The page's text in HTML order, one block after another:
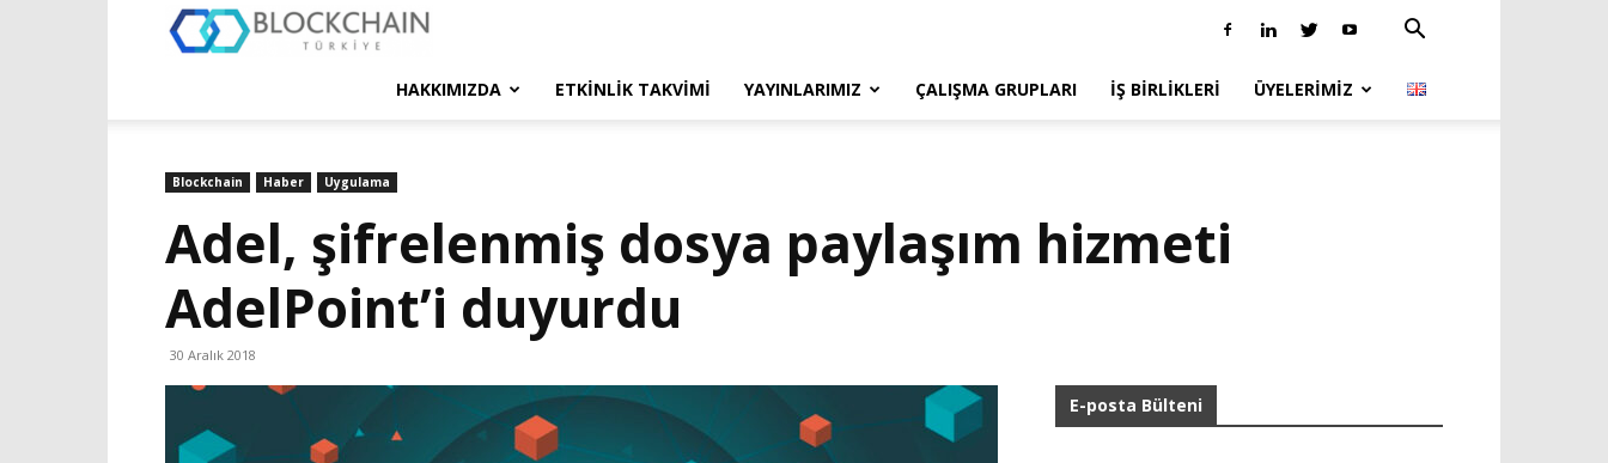
Türkiye
HAKKIMIZDA ETKINLIK TAKVIMI YAYINLARIMIZ ÇALIŞMA GRUPLARI İŞ BIRLIKLERI ÜYELERIMIZ
Blockchain Haber Uygulama
Adel, şifrelenmiş dosya paylaşım hizmeti
AdelPoint’i duyurdu
30 Aralık 2018
E-posta Bülteni